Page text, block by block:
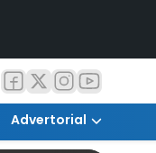
Advertorial